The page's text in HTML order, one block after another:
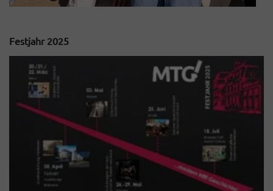
Festjahr 2025